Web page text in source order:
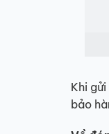
Khi
bảo